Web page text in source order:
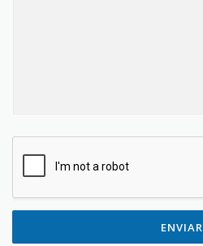
ENVIAR